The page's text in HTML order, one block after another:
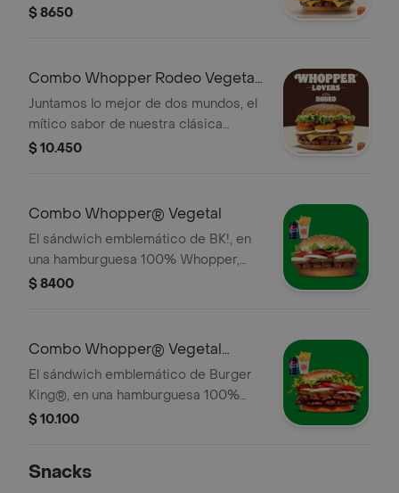
Whopper Vegetal de siempre, pero
combinación perfecta de sabores y
texturas en cada bocado! ¡Tu combo
incluye pa
$ 8650
Combo Whopper Rodeo Vegetal
Doble
Juntamos lo mejor de dos mundos, el
mítico sabor de nuestra clásica
Whopper Vegetal de siempre, pero
combinación perfecta de sabores y
texturas en cada bocado! ¡Tu combo
incluye pa
$ 10.450
Combo Whopper® Vegetal
El sándwich emblemático de BK!, en
una hamburguesa 100% Whopper,
0% carne, hecha completamente de
cebolla y una lata de bebida!
$ 8400
Combo Whopper® Vegetal
Doble
El sándwich emblemático de Burger
King®, en una hamburguesa 100%
Whopper Doble, 0% carne, hecha
medianas o aros de cebolla y una lata
$ 10.100
Snacks